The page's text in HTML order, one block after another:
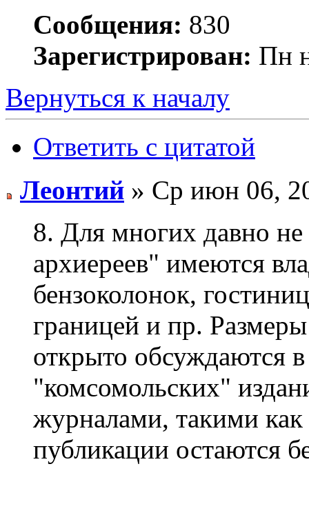
Сообщения: 830
Зарегистрирован: Пн
Вернуться к началу
Ответить с цитатой
Леонтий » Ср июн 06,
8. Для многих давно не
архиереев" имеются
бензоколонок,
границей и пр.
открыто обсуждаются
"комсомольских"
журналами, такими
публикации остаются